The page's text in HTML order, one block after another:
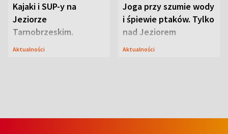
Kajaki i SUP-y na
Jeziorze
Tarnobrzeskim.
Przyrodnicy zwracają
Aktualności
Joga przy szumie wody
i śpiewie ptaków. Tylko
nad Jeziorem
Tarnobrzeskim
Aktualności